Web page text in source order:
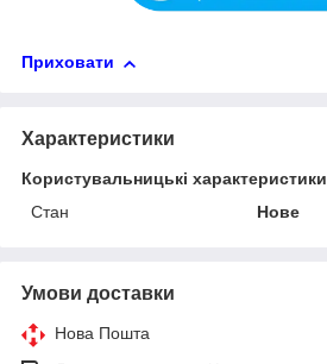
Приховати
Характеристики
Користувальницькі характеристики
Стан
Нове
Умови доставки
Нова Пошта